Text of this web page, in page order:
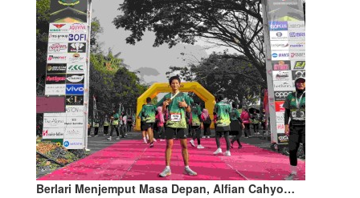
Berlari Menjemput Masa Depan, Alfian Cahyo…